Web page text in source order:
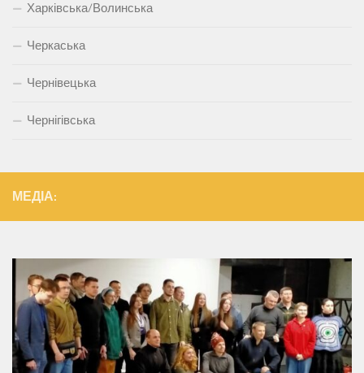
Харківська/Волинська
Черкаська
Чернівецька
Чернігівська
МЕДІА: